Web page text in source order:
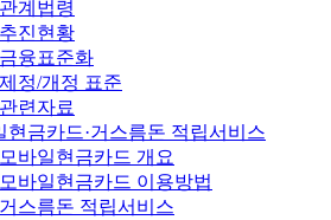
관계법령
추진현황
금융표준화
제정/개정 표준
관련자료
현금카드·거스름돈 적립서비스
모바일현금카드 개요
모바일현금카드 이용방법
거스름돈 적립서비스